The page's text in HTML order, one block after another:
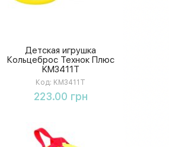
Детская игрушка
Кольцеброс Технок Плюс
KM3411T
Код: KM3411T
223.00 грн
Купить